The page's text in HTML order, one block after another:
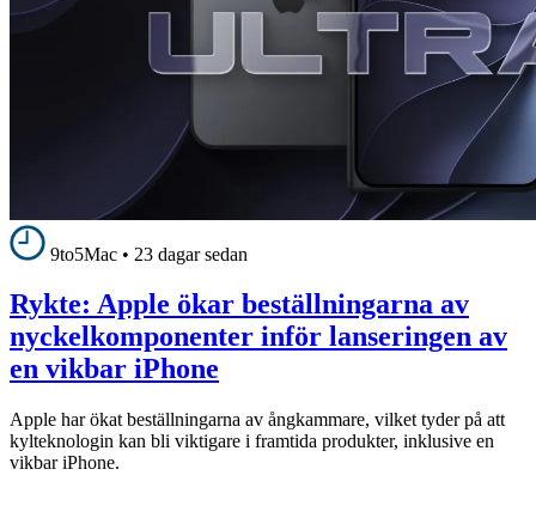
9to5Mac • 23 dagar sedan
Rykte: Apple ökar beställningarna av
nyckelkomponenter inför lanseringen av
en vikbar iPhone
Apple har ökat beställningarna av ångkammare, vilket tyder på att
kylteknologin kan bli viktigare i framtida produkter, inklusive en
vikbar iPhone.